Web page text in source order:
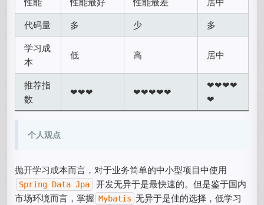
代码量
多 少
多
学习成
本
低 高 居中
推荐指
数
❤❤❤ ❤❤❤❤❤
❤❤❤❤
❤
个人观点
抛开学习成本而言，对于业务简单的中小型项目中使用
Spring Data Jpa
开发无异于是最快速的。但是鉴于国内
市场环境而言，掌握 Mybatis 无异于是佳的选择，低学习